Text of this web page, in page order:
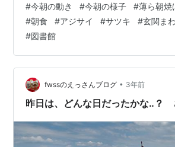
です。食べたあと、妻の車を借りるため
職場へ送って行きました。 今朝の庭の
です。やっと色づいたり、咲き始めまし
をしている玄関まわりです。この玄関
うですが「緑」を大切にしているとの
医者（矯正）へ連れて行くため、妻を職
#今朝の動き #今朝の様子 #薄ら朝焼
#朝食 #アジサイ #サツキ #玄関ま
#図書館
fwssのえっさんブログ • 3年前
昨日は、どんな日だったかな‥？